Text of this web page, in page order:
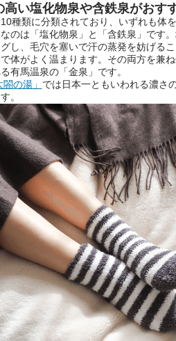
高い塩化物泉や含鉄泉がおす
種類に分類されており、いずれも体
のは「塩化物泉」と「含鉄泉」です
し、毛穴を塞いで汗の蒸発を妨げる
体がよく温まります。その両方を兼
有馬温泉の「金泉」です。
の湯」 では日本一ともいわれる濃さ
。